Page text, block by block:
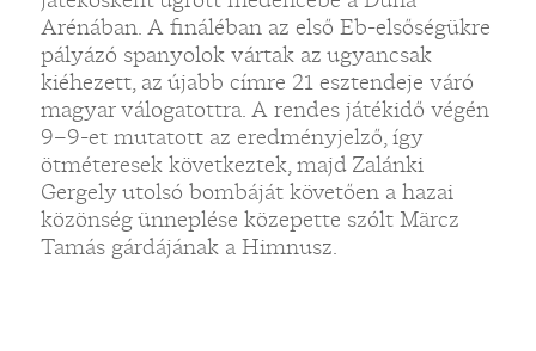
Arénában. A fináléban az első Eb-elsőségükre
pályázó spanyolok vártak az ugyancsak
kiéhezett, az újabb címre 21 esztendeje váró
magyar válogatottra. A rendes játékidő végén
9–9-et mutatott az eredményjelző, így
ötméteresek következtek, majd Zalánki
Gergely utolsó bombáját követően a hazai
közönség ünneplése közepette szólt Märcz
Tamás gárdájának a Himnusz.